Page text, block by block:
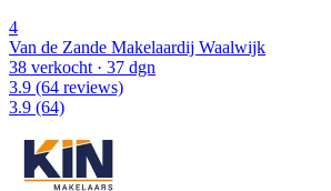
4
Van de Zande Makelaardij Waalwijk
38 verkocht · 37 dgn
3.9 (64 reviews)
3.9 (64)